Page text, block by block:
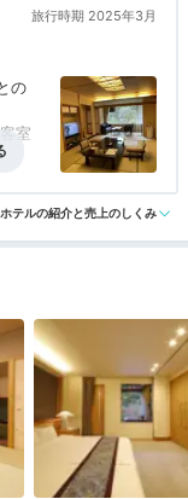
過ごせる露天風
を堪能できる京
旅行時期 2025年3月
の
室
す。
、掛
ドの
外
短く
て
ホテルの紹介と売上のしくみ